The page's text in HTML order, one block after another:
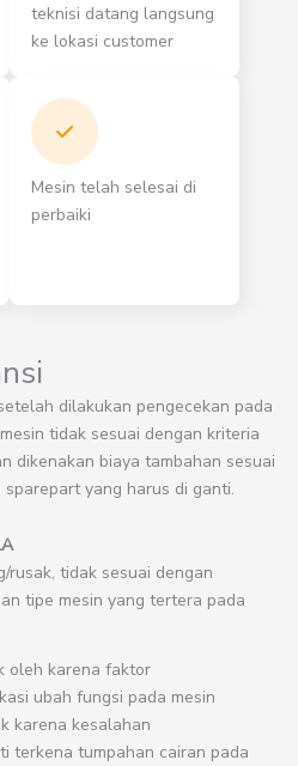
teknisi datang langsung
ke lokasi customer
Mesin telah selesai di
perbaiki
dilakukan pengecekan pada
tidak sesuai dengan kriteria
dikenakan biaya tambahan sesuai
yang harus di ganti.
rusak, tidak sesuai dengan
tipe mesin yang tertera pada
oleh karena faktor
ubah fungsi pada mesin
karena kesalahan
terkena tumpahan cairan pada